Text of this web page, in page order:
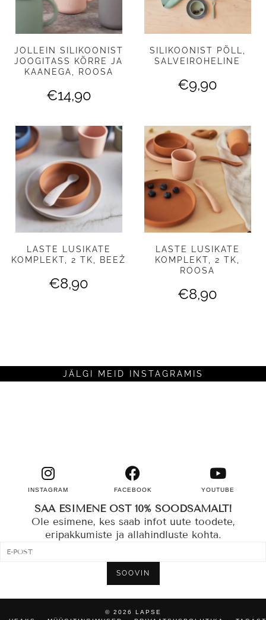
JOLLEIN SILIKOONIST
JOOGITASS KÕRRE JA
KAANEGA, ROOSA
€14,90
SILIKOONIST PÕLL,
SALVEIROHELINE
€9,90
LASTE LUSIKATE
KOMPLEKT, 2 TK, BEEŽ
€8,90
LASTE LUSIKATE
KOMPLEKT, 2 TK,
ROOSA
€8,90
JÄLGI MEID INSTAGRAMIS
INSTAGRAM FACEBOOK YOUTUBE
SAA ESIMENE OST 10% SOODSAMALT!
Ole esimene, kes saab infot uute toodete,
eripakkumiste ja allahindluste kohta.
SOOVIN
© 2026 LAPSE